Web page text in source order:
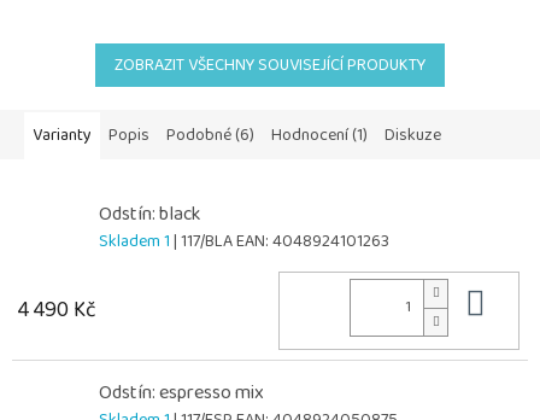
ZOBRAZIT VŠECHNY SOUVISEJÍCÍ PRODUKTY
Varianty Popis Podobné (6) Hodnocení (1) Diskuze
Odstín: black
Skladem 1| 117/BLAEAN:4048924101263
4 490 Kč
Odstín: espresso mix